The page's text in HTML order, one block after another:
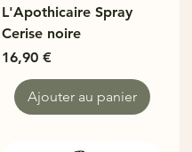
L'Apothicaire Spray
Cerise noire
Prix
16,90 €
Ajouter au panier